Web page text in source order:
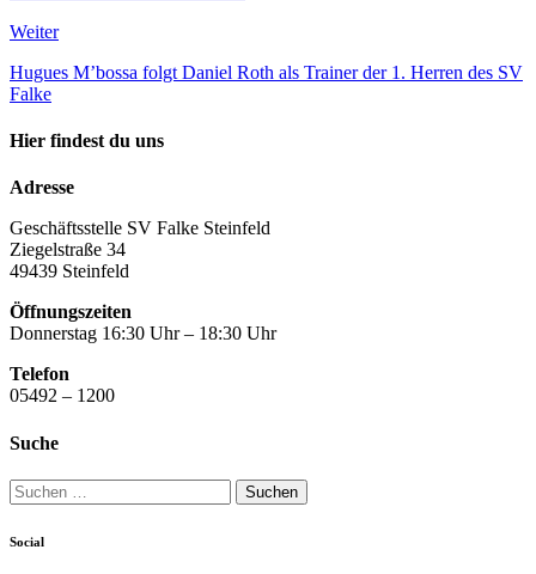
Weiter
Hugues M’bossa folgt Daniel Roth als Trainer der 1. Herren des SV
Falke
Hier findest du uns
Adresse
Geschäftsstelle SV Falke Steinfeld
Ziegelstraße 34
49439 Steinfeld
Öffnungszeiten
Donnerstag 16:30 Uhr – 18:30 Uhr
Telefon
05492 – 1200
Suche
Suchen
nach:
Social